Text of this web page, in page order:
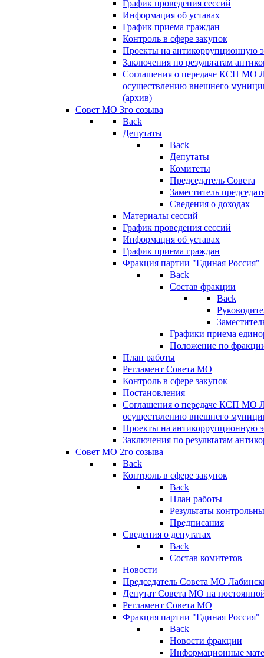
График проведения сессий
Информация об уставах
График приема граждан
Контроль в сфере закупок
Проекты на антикоррупционную
Заключения по результатам
Соглашения о передаче КСП МО
осуществлению внешнего
(архив)
Совет МО 3го созыва
Back
Депутаты
Back
Депутаты
Комитеты
Председатель Совета
Заместитель
Сведения о доходах
Материалы сессий
График проведения сессий
Информация об уставах
График приема граждан
Фракция партии "Единая Россия"
Back
Состав фракции
Back
Графики приема
Положение по
План работы
Регламент Совета МО
Контроль в сфере закупок
Постановления
Соглашения о передаче КСП МО
осуществлению внешнего
Проекты на антикоррупционную
Заключения по результатам
Совет МО 2го созыва
Back
Контроль в сфере закупок
Back
План работы
Результаты
Предписания
Сведения о депутатах
Back
Состав комитетов
Новости
Председатель Совета МО
Депутат Совета МО на
Регламент Совета МО
Фракция партии "Единая Россия"
Back
Новости фракции
Информационные